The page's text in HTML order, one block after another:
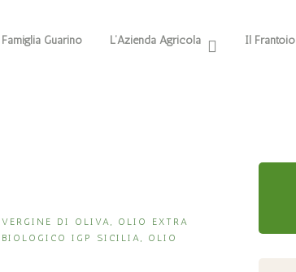
Famiglia Guarino L’Azienda Agricola Il Frantoio
DI OLIVA, OLIO EXTRA
IGP SICILIA, OLIO